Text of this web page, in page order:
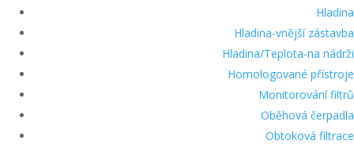
Hladina
Hladina-vnější zástavba
Hladina/Teplota-na nádrži
Homologované přístroje
Monitorování filtrů
Oběhová čerpadla
Obtoková filtrace